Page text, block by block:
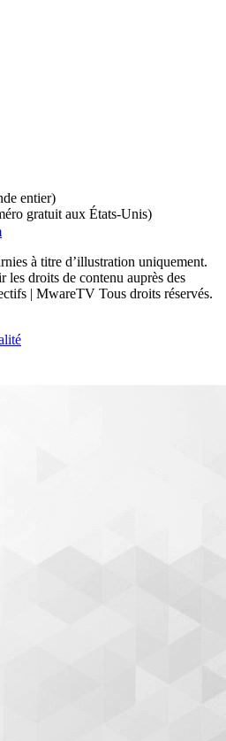
entier)
gratuit aux États-Unis)
à titre d’illustration uniquement.
les droits de contenu auprès des
| MwareTV Tous droits réservés.